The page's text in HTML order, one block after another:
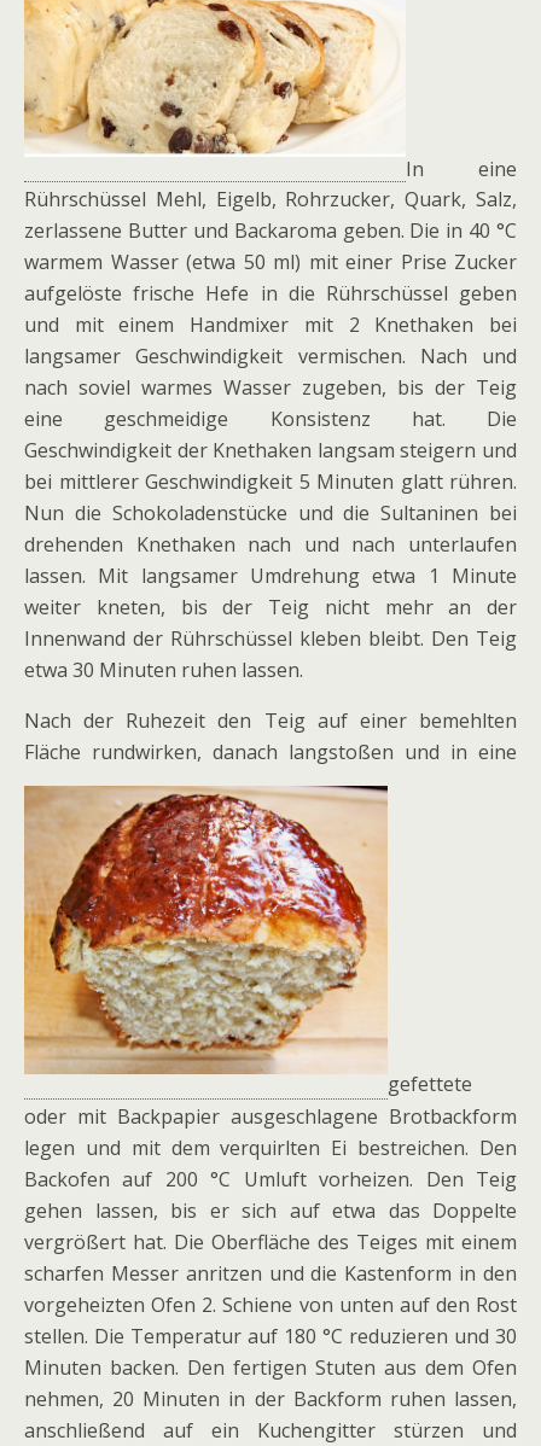
In eine
Rührschüssel Mehl, Eigelb, Rohrzucker, Quark, Salz,
zerlassene Butter und Backaroma geben. Die in 40 °C
warmem Wasser (etwa 50 ml) mit einer Prise Zucker
aufgelöste frische Hefe in die Rührschüssel geben
und mit einem Handmixer mit 2 Knethaken bei
langsamer Geschwindigkeit vermischen. Nach und
nach soviel warmes Wasser zugeben, bis der Teig
eine geschmeidige Konsistenz hat. Die
Geschwindigkeit der Knethaken langsam steigern und
bei mittlerer Geschwindigkeit 5 Minuten glatt rühren.
Nun die Schokoladenstücke und die Sultaninen bei
drehenden Knethaken nach und nach unterlaufen
lassen. Mit langsamer Umdrehung etwa 1 Minute
weiter kneten, bis der Teig nicht mehr an der
Innenwand der Rührschüssel kleben bleibt. Den Teig
etwa 30 Minuten ruhen lassen.
Nach der Ruhezeit den Teig auf einer bemehlten
Fläche rundwirken, danach langstoßen und in eine
gefettete
oder mit Backpapier ausgeschlagene Brotbackform
legen und mit dem verquirlten Ei bestreichen. Den
Backofen auf 200 °C Umluft vorheizen. Den Teig
gehen lassen, bis er sich auf etwa das Doppelte
vergrößert hat. Die Oberfläche des Teiges mit einem
scharfen Messer anritzen und die Kastenform in den
vorgeheizten Ofen 2. Schiene von unten auf den Rost
stellen. Die Temperatur auf 180 °C reduzieren und 30
Minuten backen. Den fertigen Stuten aus dem Ofen
nehmen, 20 Minuten in der Backform ruhen lassen,
anschließend auf ein Kuchengitter stürzen und